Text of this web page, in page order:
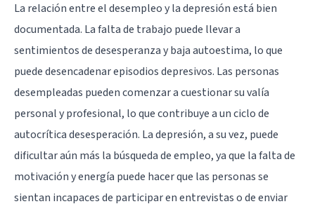
La relación entre el desempleo y la depresión está bien
documentada. La falta de trabajo puede llevar a
sentimientos de desesperanza y baja autoestima, lo que
puede desencadenar episodios depresivos. Las personas
desempleadas pueden comenzar a cuestionar su valía
personal y profesional, lo que contribuye a un ciclo de
autocrítica desesperación. La depresión, a su vez, puede
dificultar aún más la búsqueda de empleo, ya que la falta de
motivación y energía puede hacer que las personas se
sientan incapaces de participar en entrevistas o de enviar